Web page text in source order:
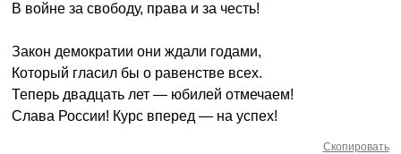
В войне за свободу, права и за честь!
Закон демократии они ждали годами,
Который гласил бы о равенстве всех.
Теперь двадцать лет — юбилей отмечаем!
Слава России! Курс вперед — на успех!
Скопировать